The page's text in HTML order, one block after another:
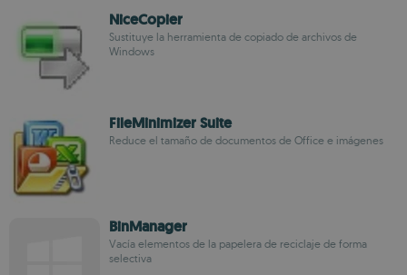
NiceCopier
Sustituye la herramienta de copiado de archivos de
Windows
FileMinimizer Suite
Reduce el tamaño de documentos de Office e imágenes
BinManager
Vacía elementos de la papelera de reciclaje de forma
selectiva